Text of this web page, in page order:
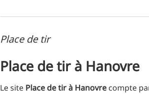
Place de tir
Place de tir à Hanovre
Le site Place de tir à Hanovre compte